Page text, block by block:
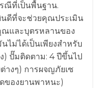
ณีที่เป็นพื้นฐาน.
นดีที่จะช่วยคุณประเมิน
ณและบุตรหลานของ
ม่ได้เป็นเพียงสำหรับ
) ปั๊มติดตาม: 4 ปีขึ้นไป
างๆ) การผจญภัยเซ
ของยานพาหนะ)